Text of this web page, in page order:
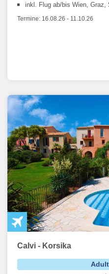
inkl. Flug ab/bis Wien, Graz,
Termine: 16.08.26 - 11.10.26
Calvi - Korsika